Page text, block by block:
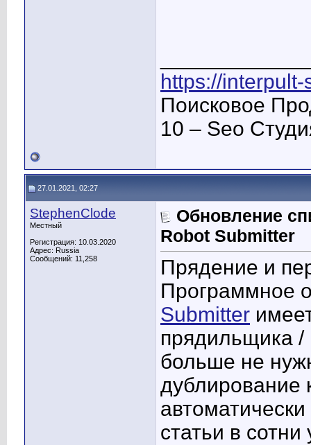
https://
Поисковое
10 – Seo
27.01.2021, 02:27
StephenClode
Местный
Регистрация: 10.03.2020
Адрес: Russia
Сообщений: 11,258
Обновление
Robot Submitter
Прядение и
Программное
Submitter
прядильщика /
больше не
дублирование
статьи в